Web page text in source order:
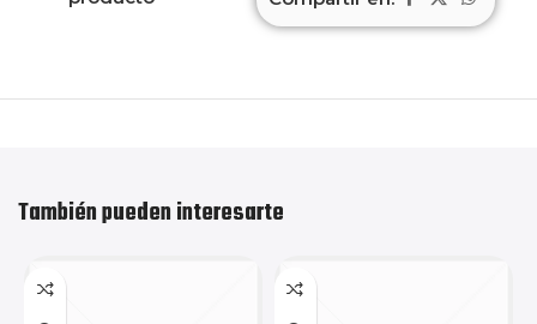
También pueden interesarte